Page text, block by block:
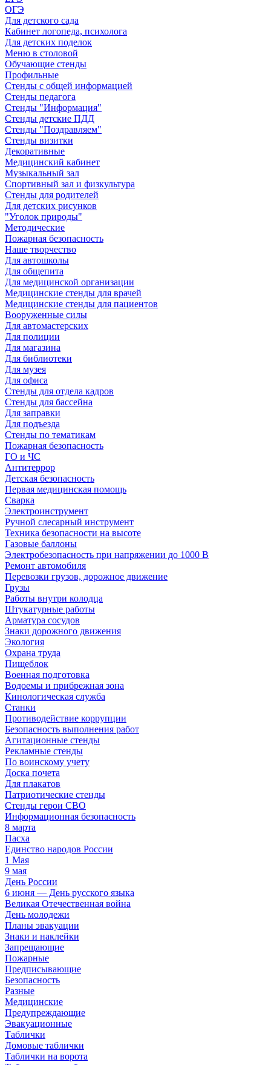
ОГЭ
Для детского сада
Кабинет логопеда, психолога
Для детских поделок
Меню в столовой
Обучающие стенды
Профильные
Стенды с общей информацией
Стенды педагога
Стенды "Информация"
Стенды детские ПДД
Стенды "Поздравляем"
Стенды визитки
Декоративные
Медицинский кабинет
Музыкальный зал
Спортивный зал и физкультура
Стенды для родителей
Для детских рисунков
"Уголок природы"
Методические
Пожарная безопасность
Наше творчество
Для автошколы
Для общепита
Для медицинской организации
Медицинские стенды для врачей
Медицинские стенды для пациентов
Вооруженные силы
Для автомастерских
Для полиции
Для магазина
Для библиотеки
Для музея
Для офиса
Стенды для отдела кадров
Стенды для бассейна
Для заправки
Для подъезда
Стенды по тематикам
Пожарная безопасность
ГО и ЧС
Антитеррор
Детская безопасность
Первая медицинская помощь
Сварка
Электроинструмент
Ручной слесарный инструмент
Техника безопасности на высоте
Газовые баллоны
Электробезопасность при напряжении до 1000 В
Ремонт автомобиля
Перевозки грузов, дорожное движение
Грузы
Работы внутри колодца
Штукатурные работы
Арматура сосудов
Знаки дорожного движения
Экология
Охрана труда
Пищеблок
Военная подготовка
Водоемы и прибрежная зона
Кинологическая служба
Станки
Противодействие коррупции
Безопасность выполнения работ
Агитационные стенды
Рекламные стенды
По воинскому учету
Доска почета
Для плакатов
Патриотические стенды
Стенды герои СВО
Информационная безопасность
8 марта
Пасха
Единство народов России
1 Мая
9 мая
День России
6 июня — День русского языка
Великая Отечественная война
День молодежи
Планы эвакуации
Знаки и наклейки
Запрещающие
Пожарные
Предписывающие
Безопасность
Разные
Медицинские
Предупреждающие
Эвакуационные
Таблички
Домовые таблички
Таблички на ворота